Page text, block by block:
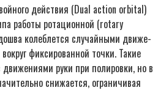
дей­ствия (Dual action orbital)
рабо­ты рота­ци­он­ной (rotary
колеб­лет­ся слу­чай­ны­ми дви­же­
фик­си­ро­ван­ной точ­ки. Такие
руки при поли­ров­ки, но в
сни­жа­ет­ся, огра­ни­чи­вая